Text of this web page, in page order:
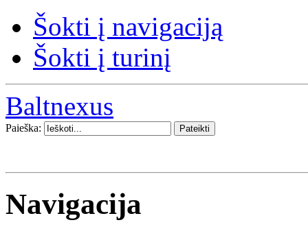
Šokti į navigaciją
Šokti į turinį
Baltnexus
Paieška:
Navigacija